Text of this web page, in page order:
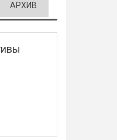
ВКЛАДКА)
АРХИВ